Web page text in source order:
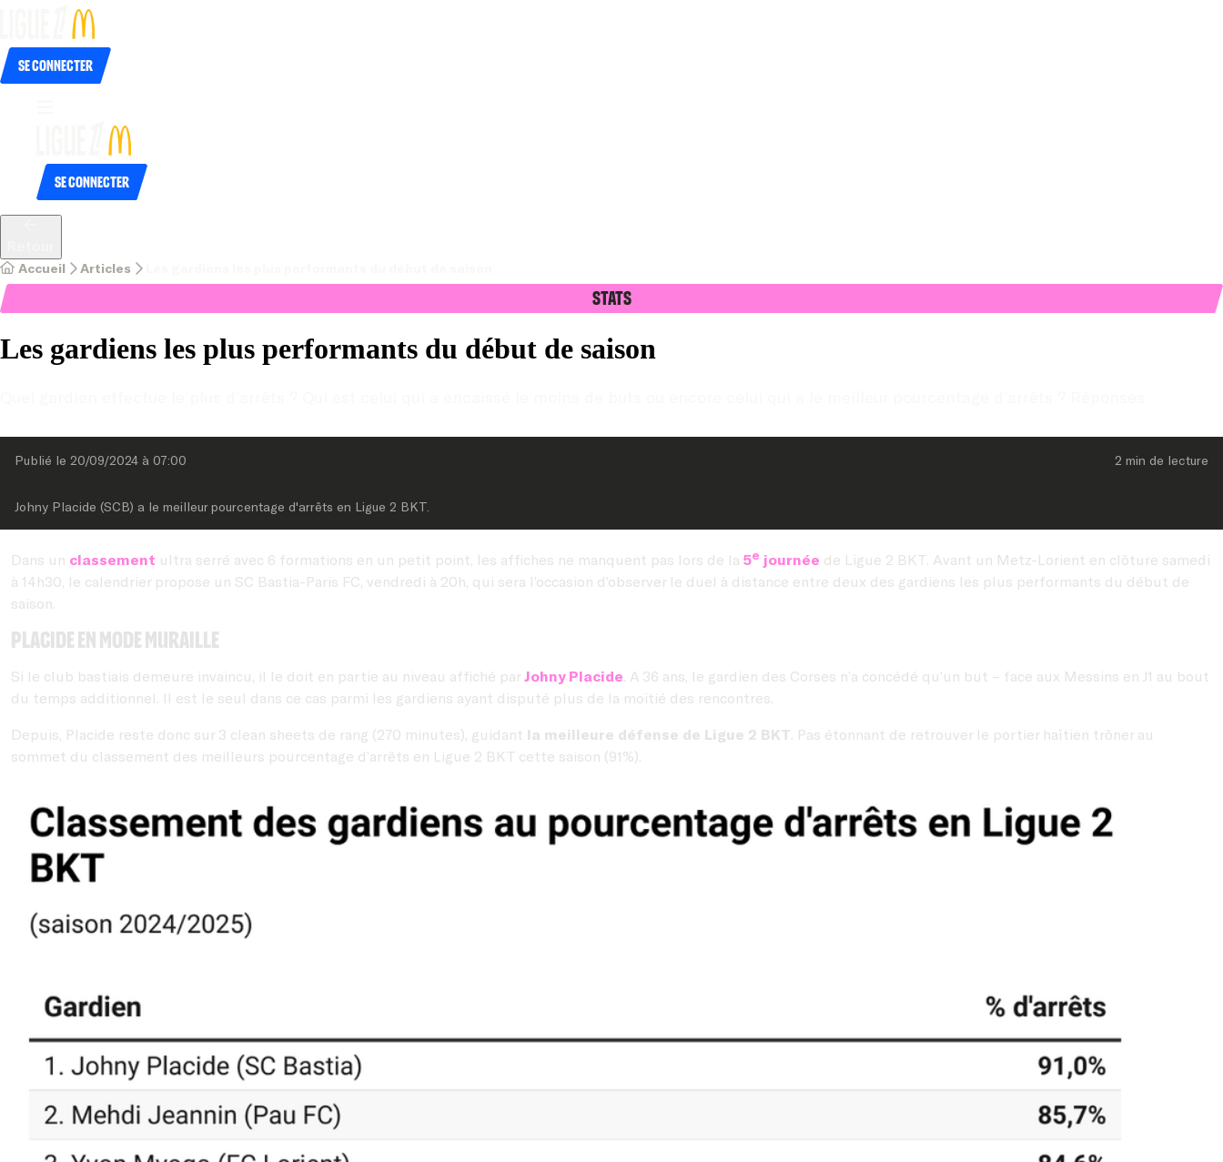
Se connecter
Se connecter
Accueil Articles
Stats
Les gardiens les plus performants du début de saison
Publié le 20/09/2024 à 07:00 2 min de lecture
Johny Placide (SCB) a le meilleur pourcentage d'arrêts en Ligue 2 BKT.
Dans un classement ultra serré avec 6 formations en un petit point, les affiches ne manquent pas lors de la 5e journée de Ligue 2 BKT. Avant un Metz-Lorient en clôture samedi
à 14h30, le calendrier propose un SC Bastia-Paris FC, vendredi à 20h, qui sera l’occasion d’observer le duel à distance entre deux des gardiens les plus performants du début de
saison.
Placide en mode muraille
Si le club bastiais demeure invaincu, il le doit en partie au niveau affiché par Johny Placide. A 36 ans, le gardien des Corses n’a concédé qu’un but – face aux Messins en J1 au bout
du temps additionnel. Il est le seul dans ce cas parmi les gardiens ayant disputé plus de la moitié des rencontres.
Depuis, Placide reste donc sur 3 clean sheets de rang (270 minutes), guidant la meilleure défense de Ligue 2 BKT. Pas étonnant de retrouver le portier haïtien trôner au
sommet du classement des meilleurs pourcentage d’arrêts en Ligue 2 BKT cette saison (91%).